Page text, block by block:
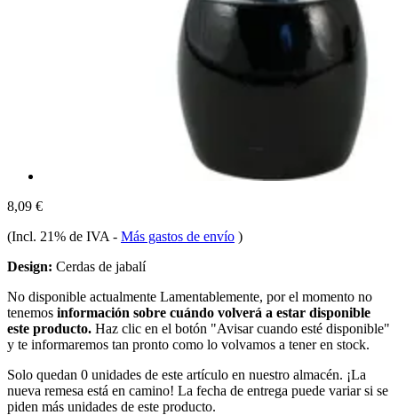
8,09 €
(Incl. 21% de IVA - Más gastos de envío )
Design: Cerdas de jabalí
No disponible actualmente Lamentablemente, por el momento no
tenemos información sobre cuándo volverá a estar disponible
este producto. Haz clic en el botón "Avisar cuando esté disponible"
y te informaremos tan pronto como lo volvamos a tener en stock.
Solo quedan 0 unidades de este artículo en nuestro almacén. ¡La
nueva remesa está en camino! La fecha de entrega puede variar si se
piden más unidades de este producto.